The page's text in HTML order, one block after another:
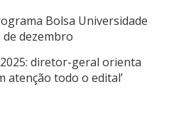
Bolsa Universidade
de dezembro
diretor-geral orienta
atenção todo o edital’